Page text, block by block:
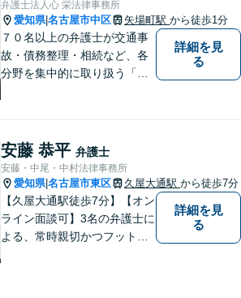
【電話相談可】【オンライン
面談対応】
弁護士法人心 栄法律事務所
愛知県|名古屋市中区 矢場町駅 から徒歩1分
７０名以上の弁護士が交通事
故・債務整理・相続など、各
分野を集中的に取り扱う「分
できるよう努めております。
詳細を見
る
安藤 恭平 弁護士
安藤・中尾・中村法律事務所
愛知県|名古屋市東区 久屋大通駅 から徒歩7分
【久屋大通駅徒歩7分】【オン
ライン面談可】3名の弁護士に
よる、常時親切かつフットワ
詳細を見
る